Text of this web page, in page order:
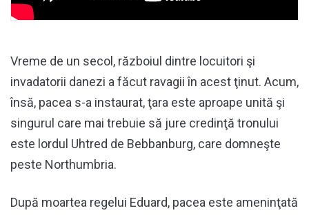
Vreme de un secol, războiul dintre locuitori şi
invadatorii danezi a făcut ravagii în acest ţinut. Acum,
însă, pacea s-a instaurat, ţara este aproape unită şi
singurul care mai trebuie să jure credinţă tronului
este lordul Uhtred de Bebbanburg, care domneşte
peste Northumbria.
După moartea regelui Eduard, pacea este ameninţată